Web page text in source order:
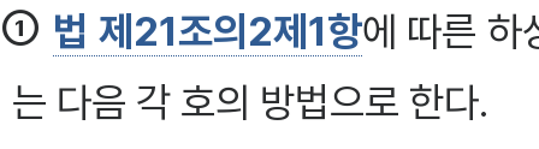
① 법 제21조의2제1항에 따른 하
는 다음 각 호의 방법으로 한다.